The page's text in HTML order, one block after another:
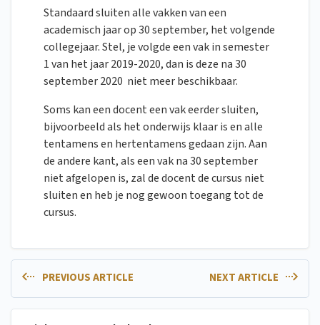
Standaard sluiten alle vakken van een
academisch jaar op 30 september, het volgende
collegejaar. Stel, je volgde een vak in semester
1 van het jaar 2019-2020, dan is deze na 30
september 2020 niet meer beschikbaar.
Soms kan een docent een vak eerder sluiten,
bijvoorbeeld als het onderwijs klaar is en alle
tentamens en hertentamens gedaan zijn. Aan
de andere kant, als een vak na 30 september
niet afgelopen is, zal de docent de cursus niet
sluiten en heb je nog gewoon toegang tot de
cursus.
PREVIOUS ARTICLE NEXT ARTICLE